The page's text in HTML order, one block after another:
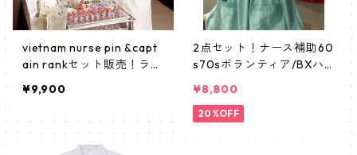
vietnam nurse pin &capt
ain rankセット販売！ラス
URSE】 HOSPITAL ナース
¥9,900
2点セット！ナース補助60
s70sボランティア/BXハ
T（エプロン＋キャップ）
¥8,800
20%OFF